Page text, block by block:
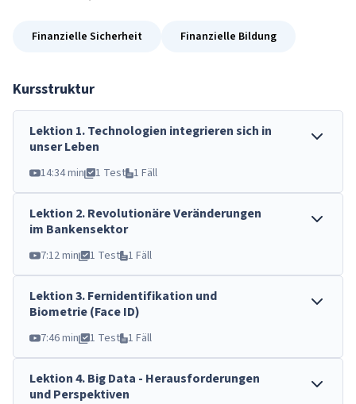
Finanzielle Sicherheit Finanzielle Bildung
Kursstruktur
Lektion 1.Technologien integrieren sich in
unser Leben
14:34 min 1 Test 1 Fäll
Lektion 2.Revolutionäre Veränderungen
im Bankensektor
7:12 min 1 Test 1 Fäll
Lektion3.Fernidentifikation und
Biometrie (Face ID)
7:46 min 1 Test 1 Fäll
Lektion4.Big Data - Herausforderungen
und Perspektiven